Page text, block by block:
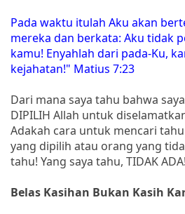
Pada waktu itulah Aku akan
mereka dan berkata: Aku tidak
kamu! Enyahlah dari pada-Ku,
kejahatan!" Matius 7:23
Dari mana saya tahu bahwa
DIPILIH Allah untuk
Adakah cara untuk mencari
yang dipilih atau orang yang
tahu! Yang saya tahu, TIDAK ADA!
Belas Kasihan Bukan Kasih